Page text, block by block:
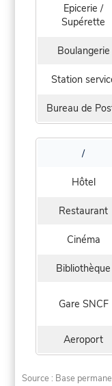
Epicerie /
Supérette
Boulangerie
Station
Bureau de
/
Hôtel
Restaurant
Cinéma
Bibliothèque
Gare SNCF
Aeroport
Source : Base